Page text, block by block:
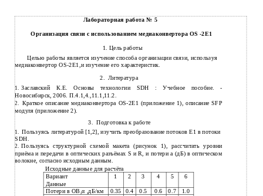
Лабораторная работа № 5
Организация связи с использованием медиаконвертора ОS -2E1
1. Цель работы
Целью работы является изучение способа организации связи, используя
медиаконвертор ОS-2E1,и изучение его характеристик.
2. Литература
1. Заславский К.Е. Основы технологии SDH : Учебное пособие. -
Новосибирск, 2006. П.4.1,4.,11.1,11.2.
2. Краткое описание медиаконвертора ОS-2E1 (приложение 1), описание SFP
модуля (приложение 2).
3. Подготовка к работе
1. Пользуясь литературой [1,2], изучить преобразование потоков E1 в потоки
SDH.
2. Пользуясь структурной схемой макета (рисунок 1), рассчитать уровни
приёма и передачи в оптических разъёмах S и R, и потери а (дБ) в оптическом
волокне, согласно исходным данным.
Исходные данные для расчёта
Вариант 1 2 3 4 5
6
Данные
Потери в ОВ,α ,дБ/км
0.35 0.4 0.5 0.6 0.7
1.0